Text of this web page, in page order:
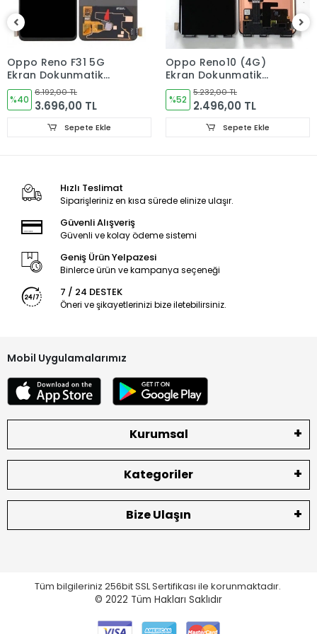
Tüm cep telefonu yedek parça siparişleriniz hafta içi saat
15:30’ a kadar, Cumartesi ise saat 11:00’e kadar AYNI GÜN
kargoya verilir.
Pazar ve resmi tatillerde verdiğiniz siparişler bir sonraki iş
günü içerisinde kargoya verilir.
ÜRÜN GÖNDERİMİ
Ürünler paketleme aşamasında kontrol edilmektedir.
GARANTİ DURUMU
Kullanıcıdan kaynaklanan sorunlar garanti kapsamı
dışındadır!
İADE VE DEĞİŞİM KURALLARI
LCD Ekran, Kasa, Kapak, Bataryalar ve diğer aldığınız iç
akşamlarda ürünün hasar görmemiş olması gerekmektedir.
yapın.
Vidası takılan ürünlerde, kırık, lehimli, jelatinsiz etiketsiz
ekranlarda hata müşteriden kaynaklı ise yedek parça
olduğu için sizlere bu konuda yardımcı olamamaktayız.
Bataryaların soketleri hasarlı olmamalıdır.
Ekranların iç LCD kısmı ve dış dokunmatik bölümünde çizik vs
Arka jelatinleri sökülmemeli ve yapıştırıcı olmamalıdır.
İade ve değişimlerde gönderinizi mutlaka YURTİÇİ KARGO
sırasında mutlaka kontrol ediniz.
almadan tutanak ile geri gönderiniz. Tutanaksız gönderim
Oppo Reno F31 5G
Ekran Dokunmatik
Cam ORJINAL
%40
6.192,00 TL
3.696,00 TL
Sepete Ekle
Oppo Reno10 (4G)
Ekran Dokunmatik
Cam ORJINAL
%52
5.232,00 TL
2.496,00 TL
Sepete Ekle
Hızlı Teslimat
Siparişleriniz en kısa sürede elinize ulaşır.
Güvenli Alışveriş
Güvenli ve kolay ödeme sistemi
Geniş Ürün Yelpazesi
Binlerce ürün ve kampanya seçeneği
7 / 24 DESTEK
Öneri ve şikayetlerinizi bize iletebilirsiniz.
Mobil Uygulamalarımız
Kurumsal
Kategoriler
Bize Ulaşın
Tüm bilgileriniz 256bit SSL Sertifikası ile korunmaktadır.
© 2022 Tüm Hakları Saklıdır